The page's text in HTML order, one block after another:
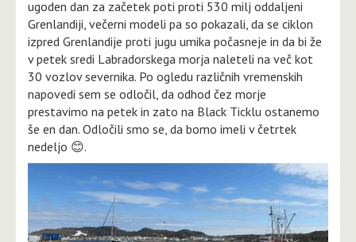
ugoden dan za začetek poti proti 530 milj oddaljeni
Grenlandiji, večerni modeli pa so pokazali, da se ciklon
izpred Grenlandije proti jugu umika počasneje in da bi že
v petek sredi Labradorskega morja naleteli na več kot
30 vozlov severnika. Po ogledu različnih vremenskih
napovedi sem se odločil, da odhod čez morje
prestavimo na petek in zato na Black Ticklu ostanemo
še en dan. Odločili smo se, da bomo imeli v četrtek
nedeljo 😊.